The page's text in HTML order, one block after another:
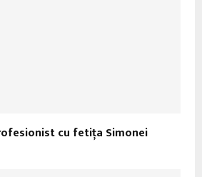
cu fetița Simonei